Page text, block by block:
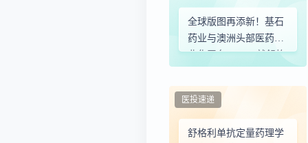
全球版图再添新！基石
药业与澳洲头部医药商
业化平台Arrotex就舒格
合作
舒格利单抗定量药理学
医投速递